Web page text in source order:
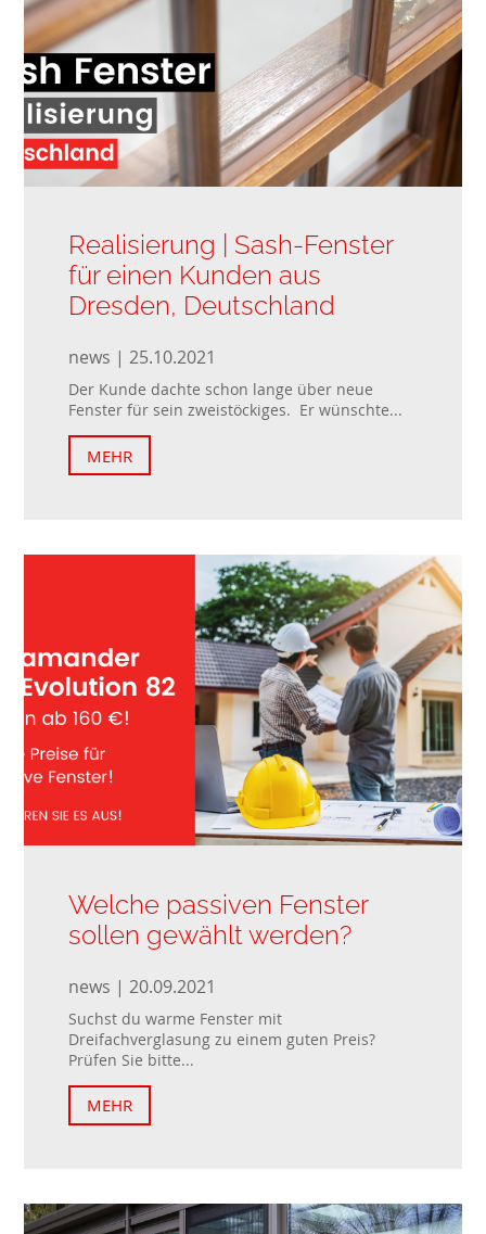
Realisierung | Sash-Fenster
für einen Kunden aus
Dresden, Deutschland
news | 25.10.2021
Der Kunde dachte schon lange über neue
Fenster für sein zweistöckiges. Er wünschte...
MEHR
Welche passiven Fenster
sollen gewählt werden?
news | 20.09.2021
Suchst du warme Fenster mit
Dreifachverglasung zu einem guten Preis?
Prüfen Sie bitte...
MEHR